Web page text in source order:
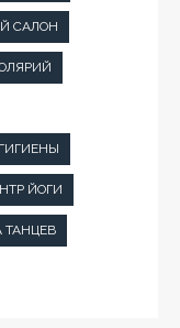
САЛОН
ЙОГИ
ТАНЦЕВ